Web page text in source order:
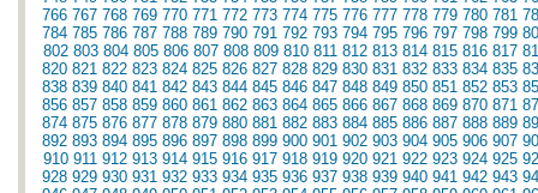
766 767 768 769 770 771 772 773 774 775 776 777 778 779 780 781
784 785 786 787 788 789 790 791 792 793 794 795 796 797 798 799
802 803 804 805 806 807 808 809 810 811 812 813 814 815 816 817
820 821 822 823 824 825 826 827 828 829 830 831 832 833 834 835
838 839 840 841 842 843 844 845 846 847 848 849 850 851 852 853
856 857 858 859 860 861 862 863 864 865 866 867 868 869 870 871
874 875 876 877 878 879 880 881 882 883 884 885 886 887 888 889
892 893 894 895 896 897 898 899 900 901 902 903 904 905 906 907
910 911 912 913 914 915 916 917 918 919 920 921 922 923 924 925
928 929 930 931 932 933 934 935 936 937 938 939 940 941 942 943